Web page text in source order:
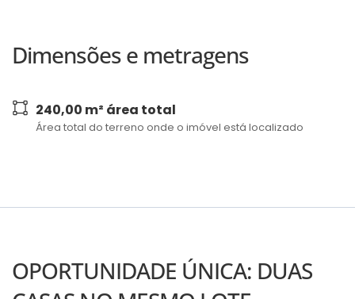
Dimensões e metragens
240,00 m² área total
Área total do terreno onde o imóvel está localizado
OPORTUNIDADE ÚNICA: DUAS